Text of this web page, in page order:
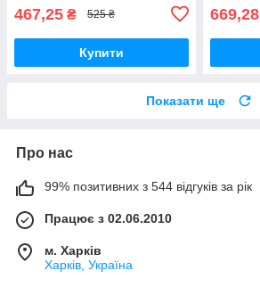
467,25 ₴ 525 ₴
Купити
669,28
Показати ще
Про нас
99% позитивних з 544 відгуків за рік
Працює з 02.06.2010
м. Харків
Харків, Україна